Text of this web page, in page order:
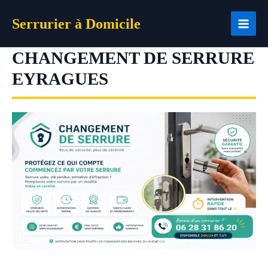
Serrurier à Domicile
CHANGEMENT DE SERRURE
EYRAGUES